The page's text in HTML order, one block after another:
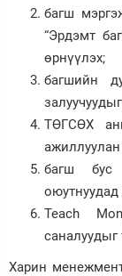
багш
“Эрдэмт
өрнүүлэх;
багшийн
ТӨГСӨХ
ажиллуулан
багш бус
оюутнуудад
Teach
саналуудыг
Харин